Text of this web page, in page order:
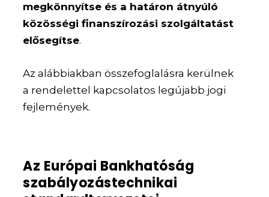
megkönnyítse és a határon átnyúló
közösségi finanszírozási szolgáltatást
elősegítse.
Az alábbiakban összefoglalásra kerülnek
a rendelettel kapcsolatos legújabb jogi
fejlemények.
Az Európai Bankhatóság
szabályozástechnikai